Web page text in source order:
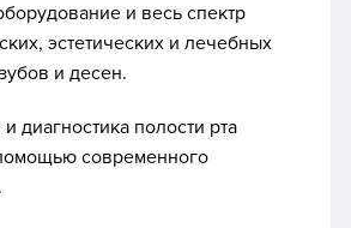
и весь спектр
эстетических и лечебных
и десен.
диагностика полости рта
современного